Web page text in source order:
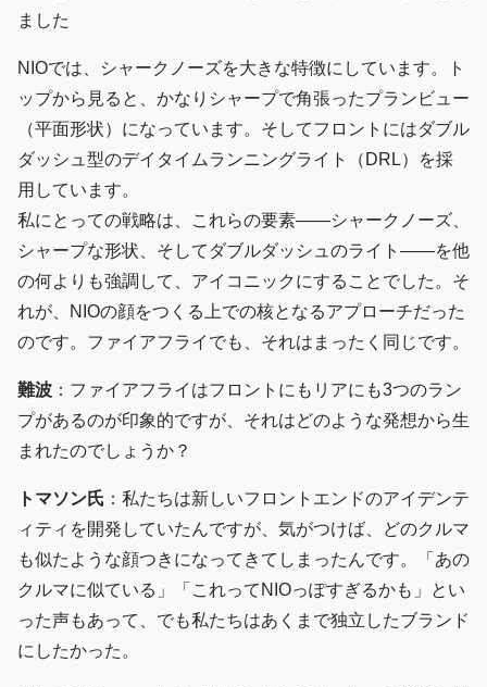
ました
NIOでは、シャークノーズを大きな特徴にしています。ト
ップから見ると、かなりシャープで角張ったプランビュー
（平面形状）になっています。そしてフロントにはダブル
ダッシュ型のデイタイムランニングライト（DRL）を採
用しています。
私にとっての戦略は、これらの要素――シャークノーズ、
シャープな形状、そしてダブルダッシュのライト――を他
の何よりも強調して、アイコニックにすることでした。そ
れが、NIOの顔をつくる上での核となるアプローチだった
のです。ファイアフライでも、それはまったく同じです。
難波 ：ファイアフライはフロントにもリアにも3つのラン
プがあるのが印象的ですが、それはどのような発想から生
まれたのでしょうか？
トマソン氏 ：私たちは新しいフロントエンドのアイデンテ
ィティを開発していたんですが、気がつけば、どのクルマ
も似たような顔つきになってきてしまったんです。「あの
クルマに似ている」「これってNIOっぽすぎるかも」とい
った声もあって、でも私たちはあくまで独立したブランド
にしたかった。